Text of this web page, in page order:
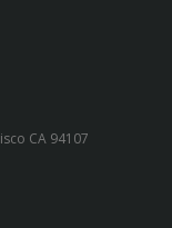
CA 94107